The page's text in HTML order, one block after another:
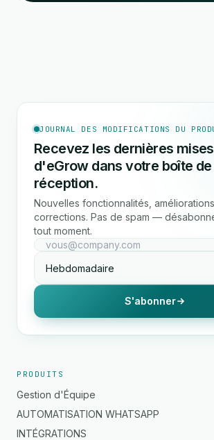
JOURNAL DES MODIFICATIONS DU
Recevez les dernières
d'eGrow dans votre boîte de
réception.
Nouvelles fonctionnalités,
corrections. Pas de spam —
tout moment.
S'abonner
PRODUITS
Gestion d'Équipe
AUTOMATISATION WHATSAPP
INTÉGRATIONS